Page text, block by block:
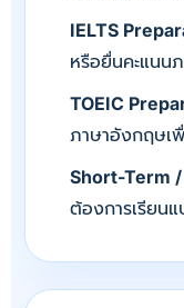
IELTS
หรือยื่นคะแนน
TOEIC
ภาษาอังกฤษเ
Short-Term
ต้องการเรียนแ